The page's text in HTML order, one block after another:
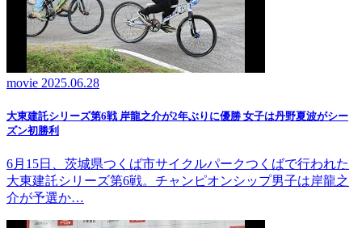
movie 2025.06.28
大東建託シリーズ第6戦 岸龍之介が2年ぶりに優勝 女子は丹野夏波がシー
ズン初勝利
6月15日、茨城県つくば市サイクルパークつくばで行われた
大東建託シリーズ第6戦。チャンピオンシップ男子は岸龍之
介が予選か…